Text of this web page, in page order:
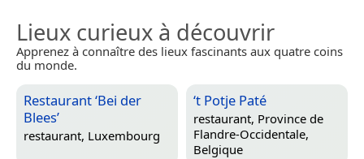
Lieux curieux à découvrir
Apprenez à connaître des lieux fascinants aux quatre coins
du monde.
Restaurant ‘Bei der
Blees’
restaurant, Luxembourg
‘t Potje Paté
restaurant, Province de
Flandre-Occidentale,
Belgique